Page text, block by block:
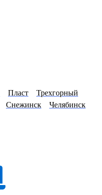
Пласт
Трехгорный
Снежинск
Челябинск